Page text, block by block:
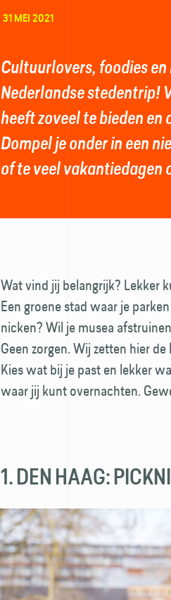
31 MEI 2021
Cultuurlovers, foodies
Nederlandse stedentrip!
heeft zoveel te bieden
Dompel je onder in een
of te veel vakantiedagen
Wat vind jij belangrijk? Lekker
Een groene stad waar je
nicken? Wil je musea
Geen zorgen. Wij zetten hier
Kies wat bij je past en lekker
waar jij kunt overnachten.
1. DEN HAAG: